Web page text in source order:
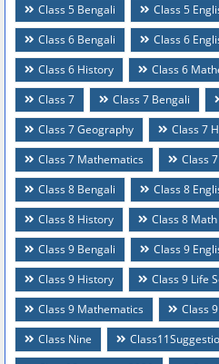
Class 5 Bengali
Class 5
Class 6 Bengali
Class 6
Class 6 History
Class 6
Class 7
Class 7 Bengali
Class 7 Geography
Class 7
Class 7 Mathematics
Class
Class 8 Bengali
Class 8
Class 8 History
Class 8 Math
Class 9 Bengali
Class 9
Class 9 History
Class 9 Life
Class 9 Mathematics
Class
Class Nine